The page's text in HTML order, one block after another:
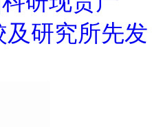
研究所先发